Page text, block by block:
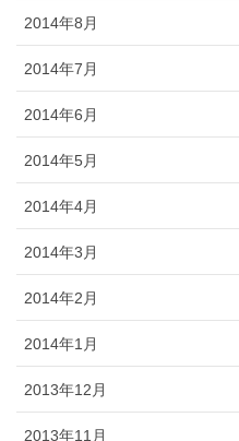
2014年8月
2014年7月
2014年6月
2014年5月
2014年4月
2014年3月
2014年2月
2014年1月
2013年12月
2013年11月